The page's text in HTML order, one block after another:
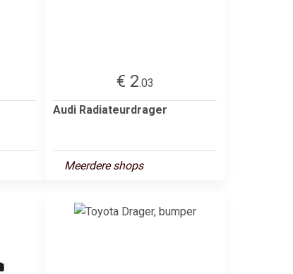
€ 2.03
Audi Radiateurdrager
Meerdere shops